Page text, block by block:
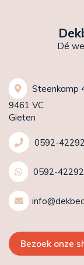
Dé
Steenkamp
9461 VC
Gieten
0592-
0592-
Bezoek onze